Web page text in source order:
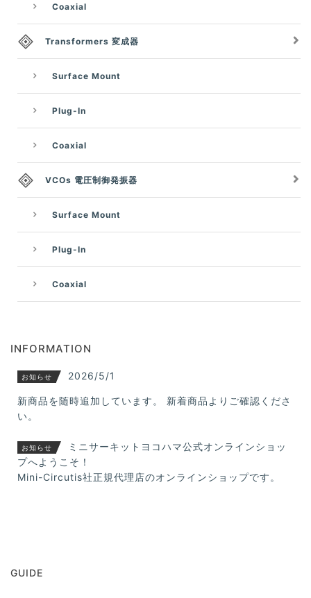
Coaxial
Transformers 変成器
Surface Mount
Plug-In
Coaxial
VCOs 電圧制御発振器
Surface Mount
Plug-In
Coaxial
INFORMATION
お知らせ 2026/5/1
新商品を随時追加しています。 新着商品よりご確認くださ
い。
お知らせ
ミニサーキットヨコハマ公式オンラインショッ
プへようこそ！
Mini-Circutis社正規代理店のオンラインショップです。
GUIDE